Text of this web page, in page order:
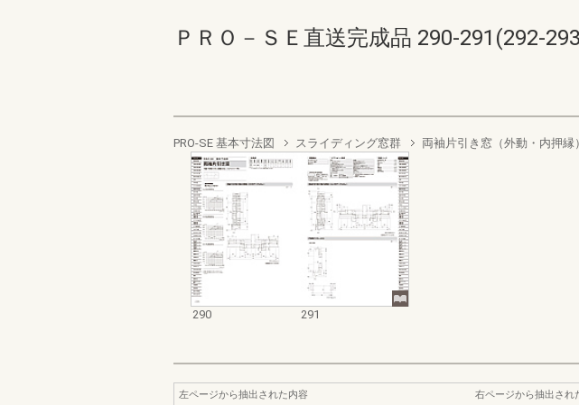
ＰＲＯ－ＳＥ直送完成品 290-291(292-
PRO-SE 基本寸法図 スライディング窓群 両袖片引き窓（外動・内押縁
290 291
左ページから抽出された内容
右ページから抽出され